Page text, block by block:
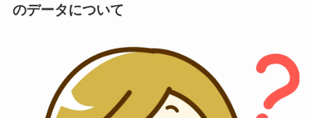
のデータについて